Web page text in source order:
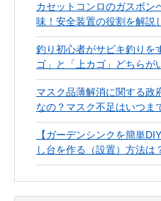
カセットコンロのガスボン
味！安全装置の役割を解説
釣り初心者がサビキ釣りを
ゴ」と「上カゴ」どちらが
マスク品薄解消に関する政
なの？マスク不足はいつま
【ガーデンシンクを簡単
し台を作る（設置）方法は